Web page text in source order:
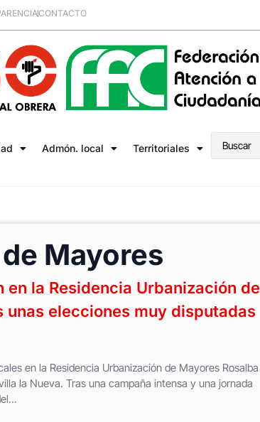
CONTACTO
Admón. local Territoriales
Mayores
la Residencia Urbanización de
unas elecciones muy disputadas
en la Residencia Urbanización de Mayores Rosalba
la Nueva. Tras una campaña intensa y una jornada